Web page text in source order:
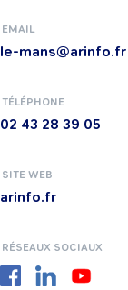
EMAIL
le-mans@arinfo.fr
TÉLÉPHONE
02 43 28 39 05
SITE WEB
arinfo.fr
RÉSEAUX SOCIAUX